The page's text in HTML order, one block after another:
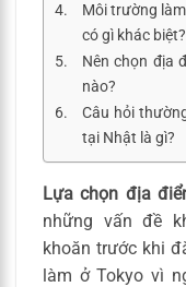
Môi trường
có gì khác biệt?
Nên chọn địa
nào?
Câu hỏi
tại Nhật là gì?
Lựa chọn địa
những vấn đề
khoăn trước khi
làm ở Tokyo vì